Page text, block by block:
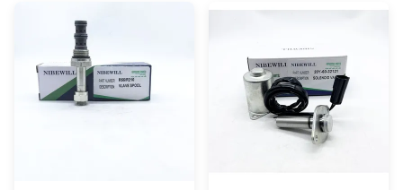
excavator, and bulldozer parts
PART NUMBER SY75
Application SY75 Quality
Good quality and normal
quality Packaging Details
Neutral or your ...
NameSolenoid Valve
bulldozer partsPART
NUMBER190442A1
Application580SM 585G 586G
586H 590L 590SLQualityGood
quality and ...